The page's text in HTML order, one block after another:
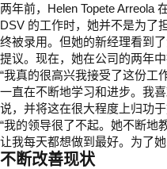
两年前，Helen Topete Arreola
DSV 的工作时，她并不是为了
终被录用。但她的新经理看到
提议。现在，她在公司的两年中
“我真的很高兴我接受了这份工
一直在不断地学习和进步。我
说，并将这在很大程度上归功于
“我的领导很了不起。她不断地
让我每天都想做到最好。为了
不断改善现状